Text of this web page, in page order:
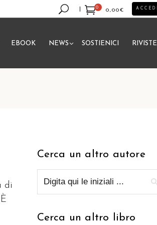
0
0,00€
prodotto nel carrello.
ACCEDI
EBOOK NEWS SOSTIENICI RIVISTE
di
Cerca un altro autore
Cerca un altro libro